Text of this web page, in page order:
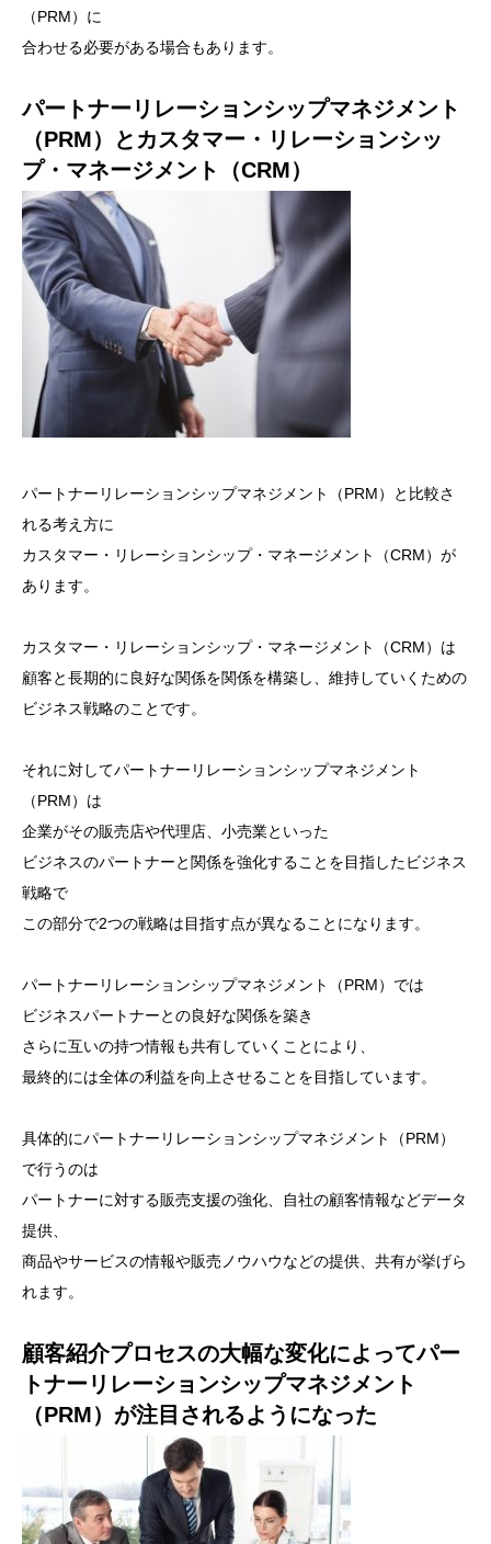
（PRM）に
合わせる必要がある場合もあります。
パートナーリレーションシップマネジメント
（PRM）とカスタマー・リレーションシッ
プ・マネージメント（CRM）
パートナーリレーションシップマネジメント（PRM）と比較さ
れる考え方に
カスタマー・リレーションシップ・マネージメント（CRM）が
あります。
カスタマー・リレーションシップ・マネージメント（CRM）は
顧客と長期的に良好な関係を関係を構築し、維持していくための
ビジネス戦略のことです。
それに対してパートナーリレーションシップマネジメント
（PRM）は
企業がその販売店や代理店、小売業といった
ビジネスのパートナーと関係を強化することを目指したビジネス
戦略で
この部分で2つの戦略は目指す点が異なることになります。
パートナーリレーションシップマネジメント（PRM）では
ビジネスパートナーとの良好な関係を築き
さらに互いの持つ情報も共有していくことにより、
最終的には全体の利益を向上させることを目指しています。
具体的にパートナーリレーションシップマネジメント（PRM）
で行うのは
パートナーに対する販売支援の強化、自社の顧客情報などデータ
提供、
商品やサービスの情報や販売ノウハウなどの提供、共有が挙げら
れます。
顧客紹介プロセスの大幅な変化によってパー
トナーリレーションシップマネジメント
（PRM）が注目されるようになった